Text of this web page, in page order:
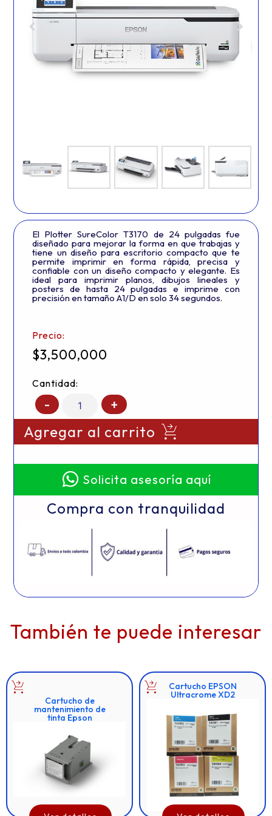
El Plotter SureColor T3170 de 24 pulgadas fue
diseñado para mejorar la forma en que trabajas y
tiene un diseño para escritorio compacto que te
permite imprimir en forma rápida, precisa y
confiable con un diseño compacto y elegante. Es
ideal para imprimir planos, dibujos lineales y
posters de hasta 24 pulgadas e imprime con
precisión en tamaño A1/D en solo 34 segundos.
Precio:
$3,500,000
Cantidad:
- +
Agregar al carrito
Solicita asesoría aquí
Compra con tranquilidad
También te puede interesar
Cartucho de
mantenimiento de
tinta Epson
Cartucho EPSON
Ultracrome XD2